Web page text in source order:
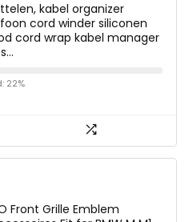
kabel organizer
cord winder siliconen
cord wrap kabel manager
22%
Front Grille Emblem